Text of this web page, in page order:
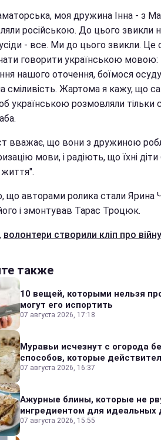
моя дружина Інна - з
російською. До цього звикли
- все. Ми до цього звикли.
говорити українською
нашого оточення, боїмося
сміливість. Жартома я кажу, що
українською розмовляли тільки
вважає, що вони з дружиною
мови, і радіють, що їхні
що авторами ролика стали Ярина
і змонтував Тарас Троцюк.
волонтери створили кліп про
также
10 вещей, которыми нельзя
могут его испортить
07 августа 2026, 17:18
Муравьи исчезнут с огорода
способов, которые
07 августа 2026, 16:37
Ажурные блины, которые не
ингредиентом для идеальных
07 августа 2026, 15:55